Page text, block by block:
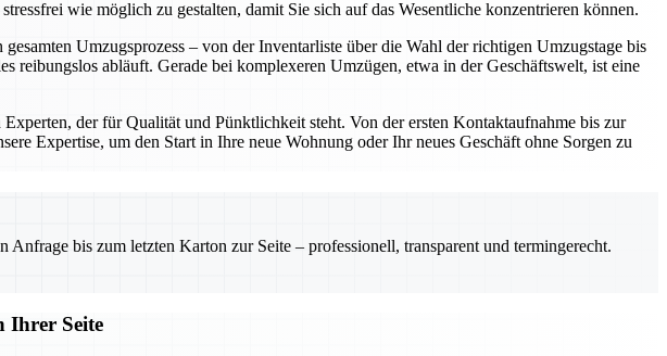
wie möglich zu gestalten, damit Sie sich auf das Wesentliche konzentrieren können.
Umzugsprozess – von der Inventarliste über die Wahl der richtigen Umzugstage bis
abläuft. Gerade bei komplexeren Umzügen, etwa in der Geschäftswelt, ist eine
der für Qualität und Pünktlichkeit steht. Von der ersten Kontaktaufnahme bis zur
Expertise, um den Start in Ihre neue Wohnung oder Ihr neues Geschäft ohne Sorgen zu
Anfrage bis zum letzten Karton zur Seite – professionell, transparent und termingerecht.
Ihrer Seite